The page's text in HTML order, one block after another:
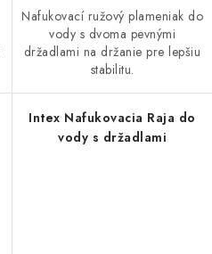
Nafukovací ružový plameniak do
vody s dvoma pevnými
držadlami na držanie pre lepšiu
stabilitu.
Intex Nafukovacia Raja do
vody s držadlami